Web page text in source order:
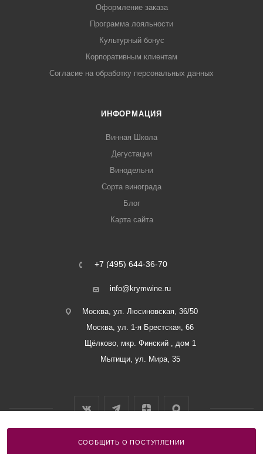
СООБЩИТЬ О ПОСТУПЛЕНИИ
Оформление заказа
Программа лояльности
Культурный бонус
Корпоративным клиентам
Согласие на обработку персональных данных
ИНФОРМАЦИЯ
Винная Школа
Дегустации
Винодельни
Сорта винограда
Блог
Карта сайта
+7 (495) 644-36-70
info@krymwine.ru
Москва, ул. Люсиновская, 36/50
Москва, ул. 1-я Брестская, 66
Щёлково, мкр. Финский , дом 1
Мытищи, ул. Мира, 35